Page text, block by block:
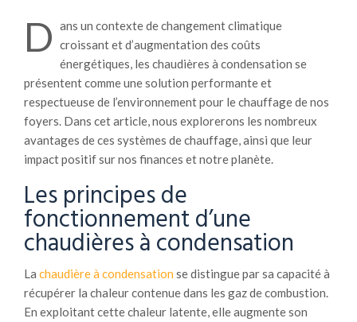
D ans un contexte de changement climatique
croissant et d’augmentation des coûts
énergétiques, les chaudières à condensation se
présentent comme une solution performante et
respectueuse de l’environnement pour le chauffage de nos
foyers. Dans cet article, nous explorerons les nombreux
avantages de ces systèmes de chauffage, ainsi que leur
impact positif sur nos finances et notre planète.
Les principes de
fonctionnement d’une
chaudières à condensation
La chaudière à condensation se distingue par sa capacité à
récupérer la chaleur contenue dans les gaz de combustion.
En exploitant cette chaleur latente, elle augmente son